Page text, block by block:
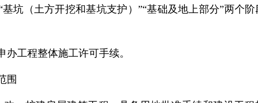
基坑（土方开挖和基坑支护） ”“基础及地上部分”两个阶
办工程整体施工许可手续。
围